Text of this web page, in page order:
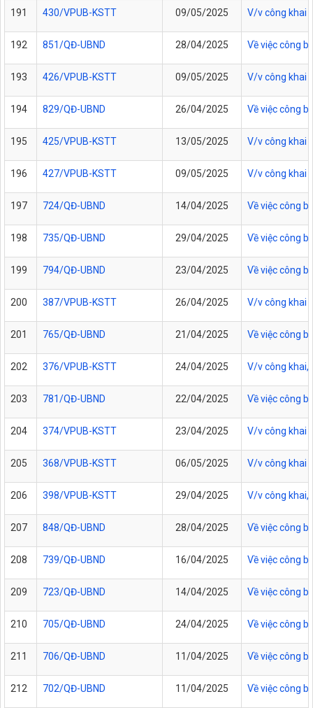
191 430/VPUB-KSTT 09/05/2025 V/v công khai
192 851/QĐ-UBND 28/04/2025 Về việc công
193 426/VPUB-KSTT 09/05/2025 V/v công khai
194 829/QĐ-UBND 26/04/2025 Về việc công
195 425/VPUB-KSTT 13/05/2025 V/v công khai
196 427/VPUB-KSTT 09/05/2025 V/v công khai
197 724/QĐ-UBND 14/04/2025 Về việc công
198 735/QĐ-UBND 29/04/2025 Về việc công
199 794/QĐ-UBND 23/04/2025 Về việc công
200 387/VPUB-KSTT 26/04/2025 V/v công khai
201 765/QĐ-UBND 21/04/2025 Về việc công
202 376/VPUB-KSTT 24/04/2025 V/v công khai,
203 781/QĐ-UBND 22/04/2025 Về việc công
204 374/VPUB-KSTT 23/04/2025 V/v công khai
205 368/VPUB-KSTT 06/05/2025 V/v công khai
206 398/VPUB-KSTT 29/04/2025 V/v công khai,
207 848/QĐ-UBND 28/04/2025 Về việc công
208 739/QĐ-UBND 16/04/2025 Về việc công
209 723/QĐ-UBND 14/04/2025 Về việc công
210 705/QĐ-UBND 24/04/2025 Về việc công
211 706/QĐ-UBND 11/04/2025 Về việc công
212 702/QĐ-UBND 11/04/2025 Về việc công